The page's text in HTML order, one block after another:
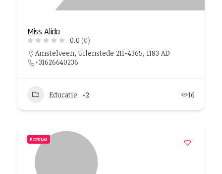
Miss Alida
0.0 (0)
Amstelveen, Uilenstede 211-4365, 1183 AD
+31626640236
Educatie +2 16
POPULAR